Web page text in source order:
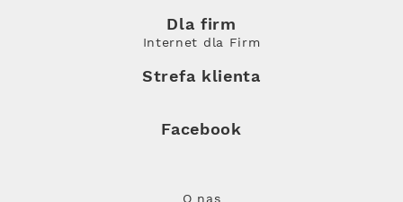
Dla firm
Internet dla Firm
Strefa klienta
Facebook